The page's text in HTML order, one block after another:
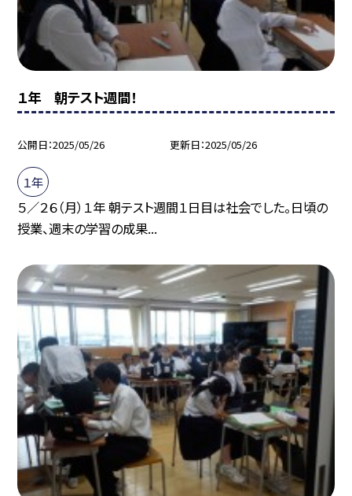
１年 朝テスト週間！
公開日 2025/05/26 更新日 2025/05/26
１年
５／２６（月）１年 朝テスト週間１日目は社会でした。日頃の
授業、週末の学習の成果...